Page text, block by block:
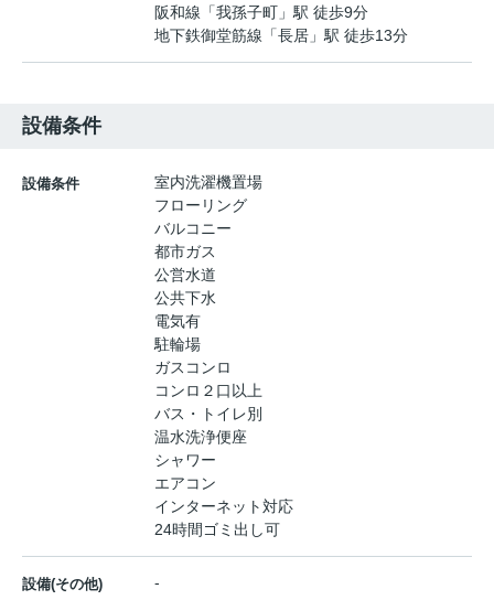
阪和線 「我孫子町 」駅 徒歩9分
地下鉄御堂筋線 「長居 」駅 徒歩13分
設備条件
設備条件
室内洗濯機置場
フローリング
バルコニー
都市ガス
公営水道
公共下水
電気有
駐輪場
ガスコンロ
コンロ２口以上
バス・トイレ別
温水洗浄便座
シャワー
エアコン
インターネット対応
24時間ゴミ出し可
設備(その他) -